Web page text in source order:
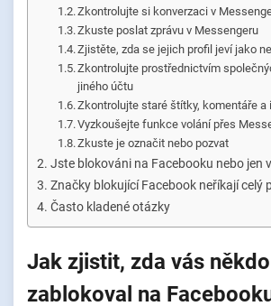
Zkontrolujte si konverzaci v
Zkuste poslat zprávu v Messengeru
Zjistěte, zda se jejich profil jeví jako
Zkontrolujte prostřednictvím
jiného účtu
Zkontrolujte staré štítky, komentáře a
Vyzkoušejte funkce volání přes
Zkuste je označit nebo pozvat
Jste blokováni na Facebooku nebo jen
Značky blokující Facebook neříkají celý
Často kladené otázky
Jak zjistit, zda vás někdo
zablokoval na